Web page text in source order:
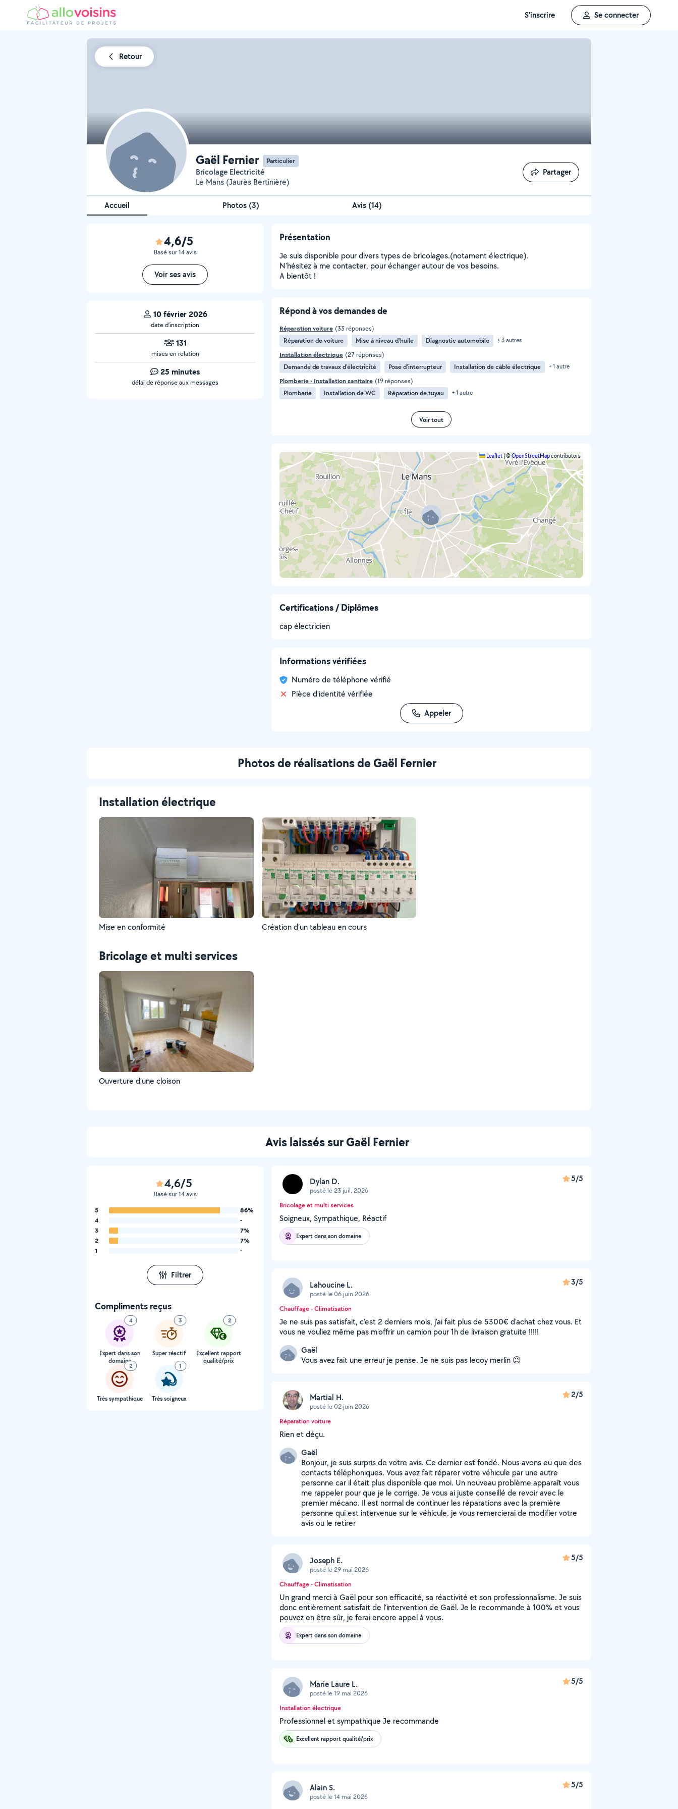
S'inscrire Se connecter
Retour
Gaël Fernier Particulier
Bricolage Electricité
Le Mans (Jaurès Bertinière)
Partager
Partager
Accueil Photos (3) Avis (14)
4,6/5
Basé sur 14 avis
Voir ses avis
10 février 2026
date d’inscription
131
mises en relation
25 minutes
délai de réponse aux messages
Présentation
Je suis disponible pour divers types de bricolages.(notament électrique).
N'hésitez à me contacter, pour échanger autour de vos besoins.
A bientôt !
Répond à vos demandes de
Réparation voiture (33 réponses)
Réparation de voiture
Mise à niveau d'huile Diagnostic automobile + 3 autres
Installation électrique (27 réponses)
Demande de travaux d’électricité
Pose d'interrupteur Installation de câble électrique + 1 autre
Plomberie - Installation sanitaire (19 réponses)
Plomberie
Installation de WC Réparation de tuyau + 1 autre
Voir tout
Leaflet ©OpenStreetMapcontributors
Certifications / Diplômes
cap électricien
Informations vérifiées
Numéro de téléphone vérifié
Pièce d'identité vérifiée
Appeler
Photos de réalisations de Gaël Fernier
Installation électrique
Mise en conformité Création d’un tableau en cours
Bricolage et multi services
Ouverture d’une cloison
Avis laissés sur Gaël Fernier
4,6/5
Basé sur 14 avis
5
86%
4
-
3
7%
2
7%
1
-
Filtrer
Compliments reçus
4
Expert dans son
domaine
3
Super réactif
2
Excellent rapport
qualité/prix
2
Très sympathique
1
Très soigneux
Dylan D.
posté le 23 juil. 2026
5/5
Bricolage et multi services
Soigneux, Sympathique, Réactif
Expert dans son domaine
Lahoucine L.
posté le 06 juin 2026
3/5
Chauffage - Climatisation
Je ne suis pas satisfait, c'est 2 derniers mois, j'ai fait plus de 5300€ d'achat chez vous. Et
vous ne vouliez même pas m'offrir un camion pour 1h de livraison gratuite !!!!!
Gaël
Vous avez fait une erreur je pense. Je ne suis pas lecoy merlin 😉
Martial H.
posté le 02 juin 2026
2/5
Réparation voiture
Rien et déçu.
Gaël
Bonjour, je suis surpris de votre avis. Ce dernier est fondé. Nous avons eu que des
contacts téléphoniques. Vous avez fait réparer votre véhicule par une autre
personne car il était plus disponible que moi. Un nouveau problème apparaît vous
me rappeler pour que je le corrige. Je vous ai juste conseillé de revoir avec le
premier mécano. Il est normal de continuer les réparations avec la première
personne qui est intervenue sur le véhicule. je vous remercierai de modifier votre
avis ou le retirer
Joseph E.
posté le 29 mai 2026
5/5
Chauffage - Climatisation
Un grand merci à Gaël pour son efficacité, sa réactivité et son professionnalisme. Je suis
donc entièrement satisfait de l’intervention de Gaël. Je le recommande à 100% et vous
pouvez en être sûr, je ferai encore appel à vous.
Expert dans son domaine
Marie Laure L.
posté le 19 mai 2026
5/5
Installation électrique
Professionnel et sympathique Je recommande
Excellent rapport qualité/prix
Alain S.
posté le 14 mai 2026
5/5